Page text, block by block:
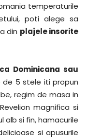
temperaturile
poti alege sa
din plajele insorite
Dominicana sau
5 stele iti propun
regim de masa in
magnifica si
alb si fin, hamacurile
si apusurile